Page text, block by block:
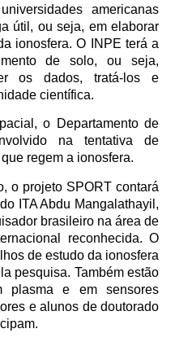
americanas
útil, ou seja, em elaborar
ionosfera. O INPE terá a
de solo, ou seja,
os dados, tratá-los e
científica.
o Departamento de
na tentativa de
regem a ionosfera.
o projeto SPORT contará
ITA Abdu Mangalathayil,
brasileiro na área de
reconhecida. O
de estudo da ionosfera
pesquisa. Também estão
plasma e em sensores
e alunos de doutorado